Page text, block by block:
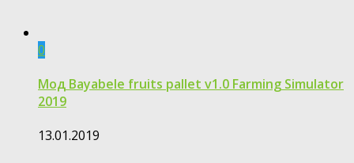
0
Мод Bayabele fruits pallet v1.0 Farming Simulator
2019
13.01.2019